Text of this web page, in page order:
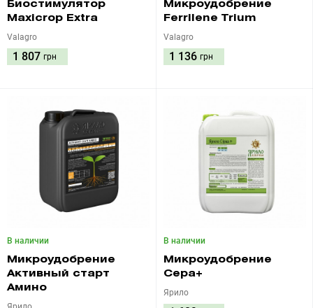
Биостимулятор
Maxicrop Extra
Valagro
1 807 грн
Микроудобрение
Ferrilene Trium
Valagro
1 136 грн
В наличии
Микроудобрение
Активный старт
Амино
В наличии
Микроудобрение
Сера+
Ярило